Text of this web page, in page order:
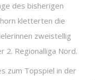
des bisherigen
kletterten die
zweistellig
2. Regionalliga Nord.
zum Topspiel in der